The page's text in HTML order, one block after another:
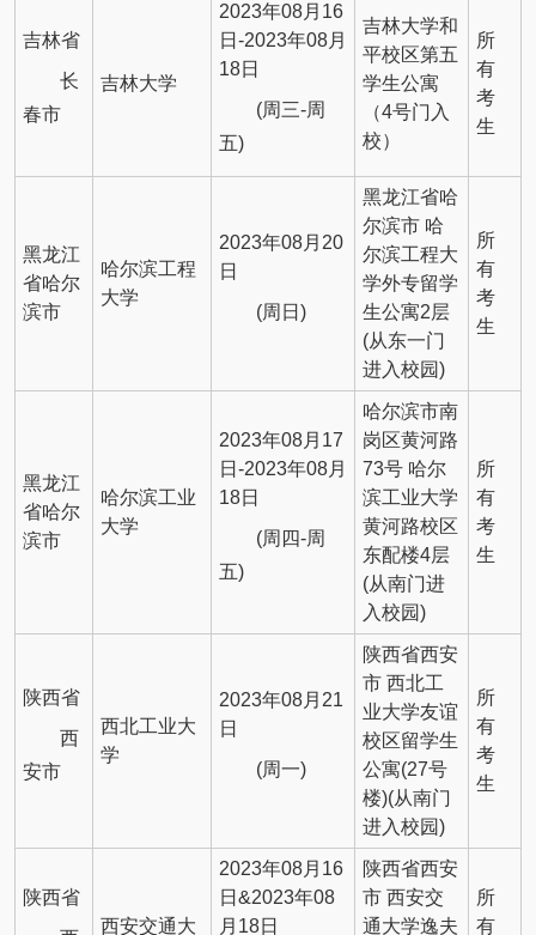
吉林省
长
春市
吉林大学
2023年08月16
日-2023年08月
18日
(周三-周
五)
吉林大学和
平校区第五
学生公寓
（4号门入
校）
所
有
考
生
黑龙江
省哈尔
滨市
哈尔滨工程
大学
2023年08月20
日
(周日)
黑龙江省哈
尔滨市 哈
尔滨工程大
学外专留学
生公寓2层
(从东一门
进入校园)
所
有
考
生
黑龙江
省哈尔
滨市
哈尔滨工业
大学
2023年08月17
日-2023年08月
18日
(周四-周
五)
哈尔滨市南
岗区黄河路
73号 哈尔
滨工业大学
黄河路校区
东配楼4层
(从南门进
入校园)
所
有
考
生
陕西省
西
安市
西北工业大
学
2023年08月21
日
(周一)
陕西省西安
市 西北工
业大学友谊
校区留学生
公寓(27号
楼)(从南门
进入校园)
所
有
考
生
陕西省
西安交通大
2023年08月16
日&2023年08
月18日
陕西省西安
市 西安交
通大学逸夫
所
有